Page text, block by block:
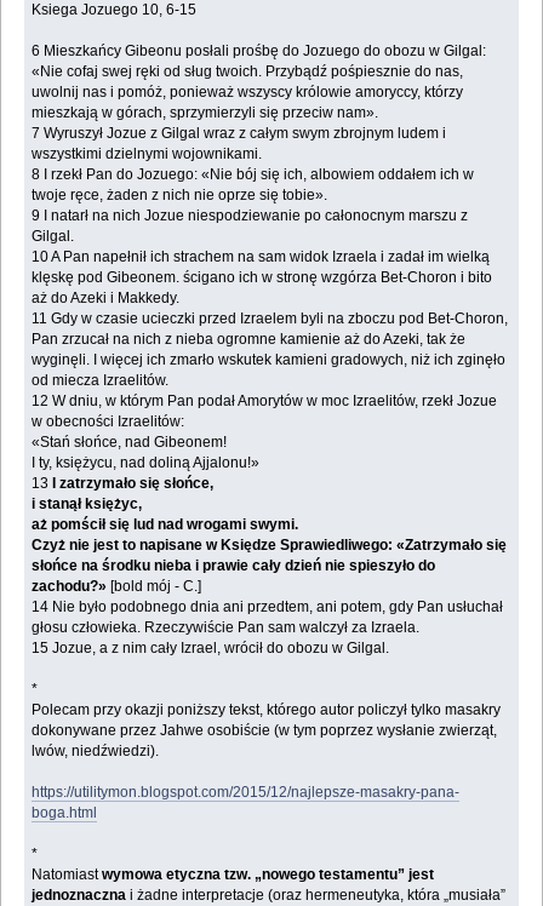
Ksiega Jozuego 10, 6-15
6 Mieszkańcy Gibeonu posłali prośbę do Jozuego do obozu w Gilgal:
«Nie cofaj swej ręki od sług twoich. Przybądź pośpiesznie do nas,
uwolnij nas i pomóż, ponieważ wszyscy królowie amoryccy, którzy
mieszkają w górach, sprzymierzyli się przeciw nam».
7 Wyruszył Jozue z Gilgal wraz z całym swym zbrojnym ludem i
wszystkimi dzielnymi wojownikami.
8 I rzekł Pan do Jozuego: «Nie bój się ich, albowiem oddałem ich w
twoje ręce, żaden z nich nie oprze się tobie».
9 I natarł na nich Jozue niespodziewanie po całonocnym marszu z
Gilgal.
10 A Pan napełnił ich strachem na sam widok Izraela i zadał im wielką
klęskę pod Gibeonem. ścigano ich w stronę wzgórza Bet-Choron i bito
aż do Azeki i Makkedy.
11 Gdy w czasie ucieczki przed Izraelem byli na zboczu pod Bet-Choron,
Pan zrzucał na nich z nieba ogromne kamienie aż do Azeki, tak że
wyginęli. I więcej ich zmarło wskutek kamieni gradowych, niż ich zginęło
od miecza Izraelitów.
12 W dniu, w którym Pan podał Amorytów w moc Izraelitów, rzekł Jozue
w obecności Izraelitów:
«Stań słońce, nad Gibeonem!
I ty, księżycu, nad doliną Ajjalonu!»
13 I zatrzymało się słońce,
i stanął księżyc,
aż pomścił się lud nad wrogami swymi.
Czyż nie jest to napisane w Księdze Sprawiedliwego: «Zatrzymało się
słońce na środku nieba i prawie cały dzień nie spieszyło do
zachodu?» [bold mój - C.]
14 Nie było podobnego dnia ani przedtem, ani potem, gdy Pan usłuchał
głosu człowieka. Rzeczywiście Pan sam walczył za Izraela.
15 Jozue, a z nim cały Izrael, wrócił do obozu w Gilgal.
*
Polecam przy okazji poniższy tekst, którego autor policzył tylko masakry
dokonywane przez Jahwe osobiście (w tym poprzez wysłanie zwierząt,
lwów, niedźwiedzi).
https://utilitymon.blogspot.com/2015/12/najlepsze-masakry-pana-
boga.html
*
Natomiastwymowa etyczna tzw. „nowego testamentu” jest
jednoznaczna i żadne interpretacje (oraz hermeneutyka, która „musiała”